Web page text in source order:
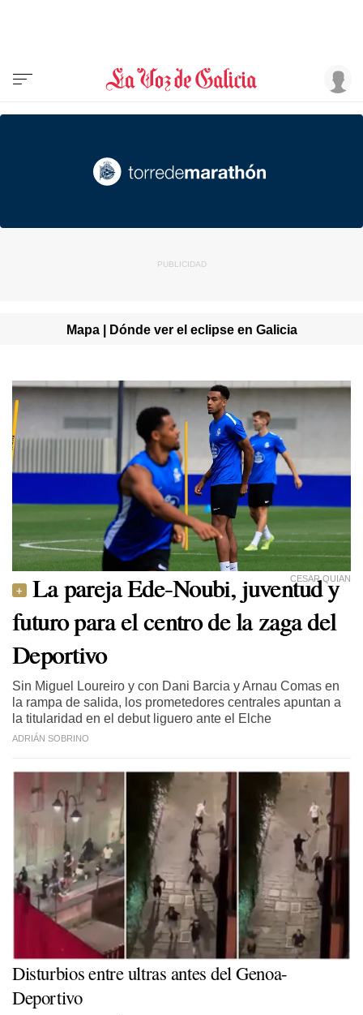
Mapa | Dónde ver el eclipse en Galicia
CESAR QUIAN
La pareja Ede-Noubi, juventud y
futuro para el centro de la zaga del
Deportivo
Sin Miguel Loureiro y con Dani Barcia y Arnau Comas en
la rampa de salida, los prometedores centrales apuntan a
la titularidad en el debut liguero ante el Elche
ADRIÁN SOBRINO
Disturbios entre ultras antes del Genoa-
Deportivo